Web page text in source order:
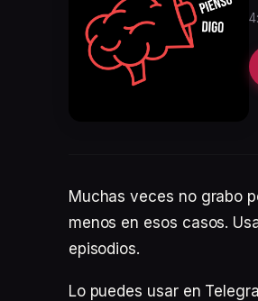
Muchas veces no grabo
menos en esos casos.
episodios.
Lo puedes usar en